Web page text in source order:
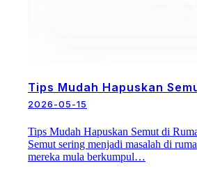
Tips Mudah Hapuskan
2026-05-15
Tips Mudah Hapuskan Semut di
Semut sering menjadi masalah di
mereka mula berkumpul…